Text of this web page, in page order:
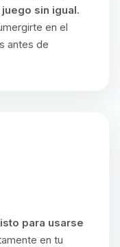
sin igual.
en el
antes de
para usarse
en tu